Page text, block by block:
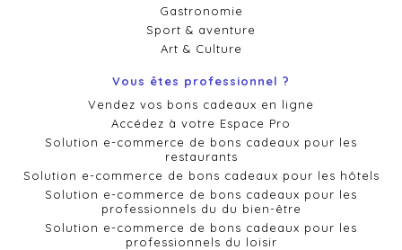
Gastronomie
Sport & aventure
Art & Culture
Vous êtes professionnel ?
Vendez vos bons cadeaux en ligne
Accédez à votre Espace Pro
Solution e-commerce de bons cadeaux pour les
restaurants
Solution e-commerce de bons cadeaux pour les hôtels
Solution e-commerce de bons cadeaux pour les
professionnels du du bien-être
Solution e-commerce de bons cadeaux pour les
professionnels du loisir